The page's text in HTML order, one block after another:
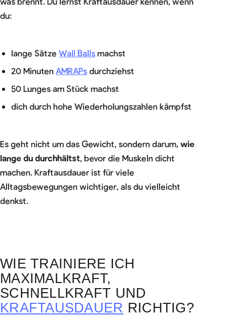
du:
lange SätzeWall Balls machst
20 Minuten AMRAPs durchziehst
50 Lunges am Stück machst
dich durch hohe Wiederholungszahlen kämpfst
Es geht nicht um das Gewicht, sondern darum, wie
lange du durchhältst, bevor die Muskeln dicht
machen. Kraftausdauer ist für viele
Alltagsbewegungen wichtiger, als du vielleicht
denkst.
WIE TRAINIERE ICH
MAXIMALKRAFT,
SCHNELLKRAFT UND
KRAFTAUSDAUER RICHTIG?